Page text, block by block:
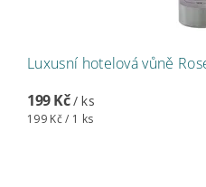
Luxusní hotelová vůně
199 Kč/ ks
199 Kč / 1 ks